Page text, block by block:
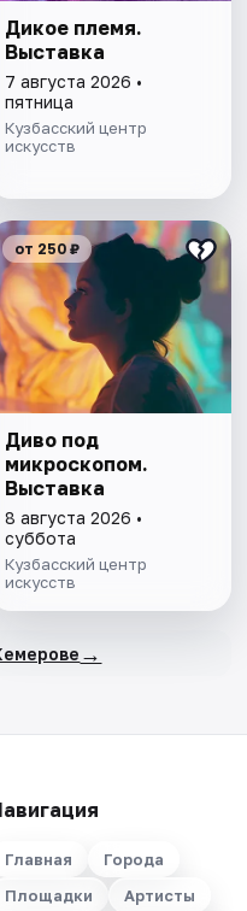
Дикое племя.
Выставка
7 августа 2026 •
пятница
Кузбасский центр
искусств
от 250 ₽
Диво под
микроскопом.
Выставка
8 августа 2026 •
суббота
Кузбасский центр
искусств
→
Главная
Города
Площадки
Артисты